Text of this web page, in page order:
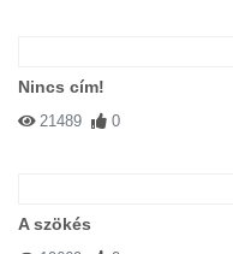
Nincs cím!
21489 0
A szökés